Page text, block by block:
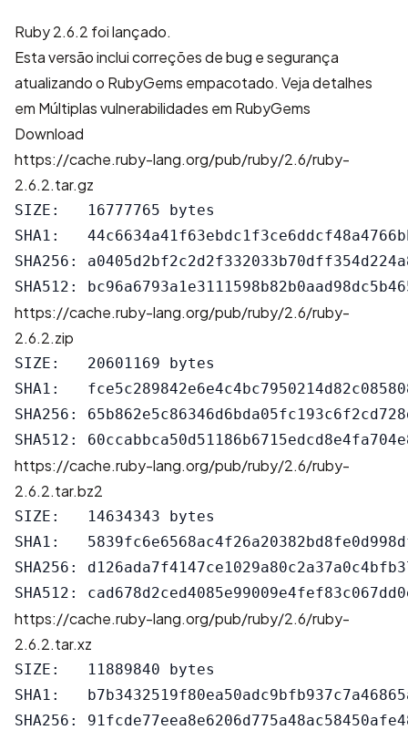
Ruby 2.6.2 foi lançado.
Esta versão inclui correções de bug e segurança
atualizando o RubyGems empacotado. Veja detalhes
em Múltiplas vulnerabilidades em RubyGems
Download
https://cache.ruby-lang.org/pub/ruby/2.6/ruby-
2.6.2.tar.gz
SIZE:   16777765 bytes
SHA1:
SHA256:
https://cache.ruby-lang.org/pub/ruby/2.6/ruby-
2.6.2.zip
SIZE:   20601169 bytes
SHA1:
SHA256:
https://cache.ruby-lang.org/pub/ruby/2.6/ruby-
2.6.2.tar.bz2
SIZE:   14634343 bytes
SHA1:
SHA256:
https://cache.ruby-lang.org/pub/ruby/2.6/ruby-
2.6.2.tar.xz
SIZE:   11889840 bytes
SHA1:
SHA256: